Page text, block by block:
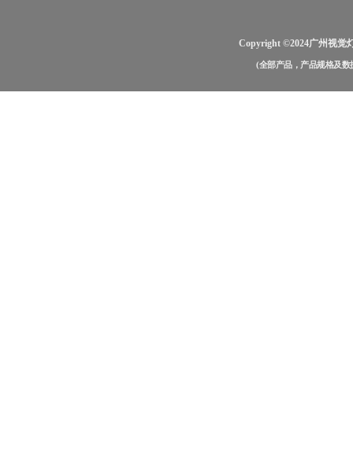
Copyright ©2024广州视觉
(全部产品，产品规格及